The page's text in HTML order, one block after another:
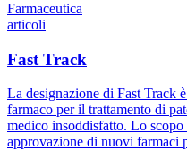
Farmaceutica
articoli
Fast Track
La designazione di Fast Track
farmaco per il trattamento di
medico insoddisfatto. Lo
approvazione di nuovi farmaci